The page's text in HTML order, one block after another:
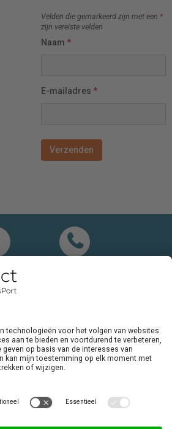
Velden die gemarkeerd zijn met een *
zijn vereiste velden
Naam *
E-mailadres *
stuur ons een e-mail